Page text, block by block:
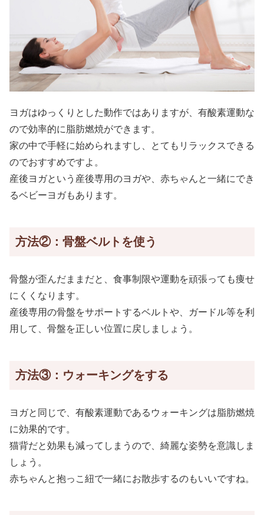
ヨガはゆっくりとした動作ではありますが、有酸素運動な
ので効率的に脂肪燃焼ができます。
家の中で手軽に始められますし、とてもリラックスできる
のでおすすめですよ。
産後ヨガという産後専用のヨガや、赤ちゃんと一緒にでき
るベビーヨガもあります。
方法②：骨盤ベルトを使う
骨盤が歪んだままだと、食事制限や運動を頑張っても痩せ
にくくなります。
産後専用の骨盤をサポートするベルトや、ガードル等を利
用して、骨盤を正しい位置に戻しましょう。
方法③：ウォーキングをする
ヨガと同じで、有酸素運動であるウォーキングは脂肪燃焼
に効果的です。
猫背だと効果も減ってしまうので、綺麗な姿勢を意識しま
しょう。
赤ちゃんと抱っこ紐で一緒にお散歩するのもいいですね。